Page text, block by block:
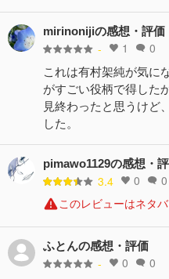
mirinonijiの感想・評価
- 1 0
これは有村架純が気
がすごい役柄で得した
見終わったと思うけど
した。
pimawo1129の感想・
3.4 0 0
このレビューはネタ
ふとんの感想・評価
- 0 0